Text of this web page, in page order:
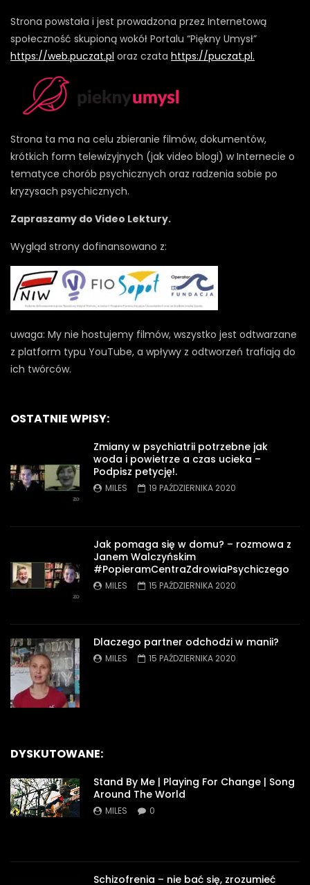
Strona powstała i jest prowadzona przez Internetową
społeczność skupioną wokół Portalu “Piękny Umysł”
https://web.puczat.pl oraz czata https://puczat.pl.
Strona ta ma na celu zbieranie filmów, dokumentów,
krótkich form telewizyjnych (jak video blogi) w Internecie o
tematyce chorób psychicznych oraz radzenia sobie po
kryzysach psychicznych.
Zapraszamy do Video Lektury.
Wygląd strony dofinansowano z:
uwaga: My nie hostujemy filmów, wszystko jest odtwarzane
z platform typu YouTube, a wpływy z odtworzeń trafiają do
ich twórców.
OSTATNIE WPISY:
Zmiany w psychiatrii potrzebne jak
woda i powietrze a czas ucieka –
Podpisz petycję!.
MILES 19 PAŹDZIERNIKA 2020
Jak pomaga się w domu? – rozmowa z
Janem Walczyńskim
#PopieramCentraZdrowiaPsychiczego
MILES 15 PAŹDZIERNIKA 2020
Dlaczego partner odchodzi w manii?
MILES 15 PAŹDZIERNIKA 2020
DYSKUTOWANE:
Stand By Me | Playing For Change | Song
Around The World
MILES 0
Schizofrenia – nie bać się, zrozumieć